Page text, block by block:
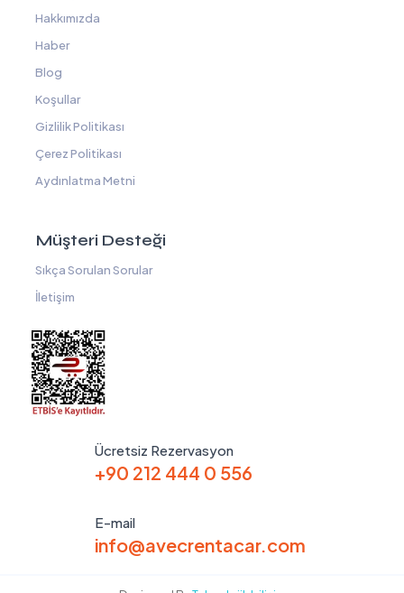
Hakkımızda
Haber
Blog
Koşullar
Gizlilik Politikası
Çerez Politikası
Aydınlatma Metni
Müşteri Desteği
Sıkça Sorulan Sorular
İletişim
Ücretsiz Rezervasyon
+90 212 444 0 556
E-mail
info@avecrentacar.com